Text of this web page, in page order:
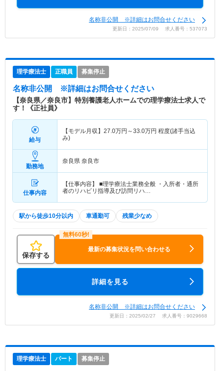
名称非公開 ※詳細はお問合せください
更新日：2025/07/09 求人番号：537073
理学療法士 正職員 募集停止
名称非公開 ※詳細はお問合せください
【奈良県／奈良市】特別養護老人ホームでの理学療法士求人で
す！《正社員》
給与
【モデル月収】 27.0万円～33.0万円 程度(諸手当込
み)
勤務地
奈良県 奈良市
仕事内容
【仕事内容】 ■理学療法士業務全般 ・入所者・通所
者のリハビリ指導及び訪問リハ…
駅から徒歩10分以内 車通勤可 残業少なめ
保存する
最新の募集状況を問い合わせる
詳細を見る
名称非公開 ※詳細はお問合せください
更新日：2025/02/27 求人番号：9029668
理学療法士 パート 募集停止